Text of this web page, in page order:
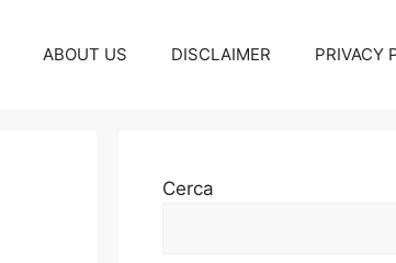
ABOUT US DISCLAIMER PRIVACY
Cerca